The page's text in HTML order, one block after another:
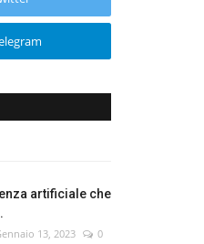
artificiale che
13, 2023 0